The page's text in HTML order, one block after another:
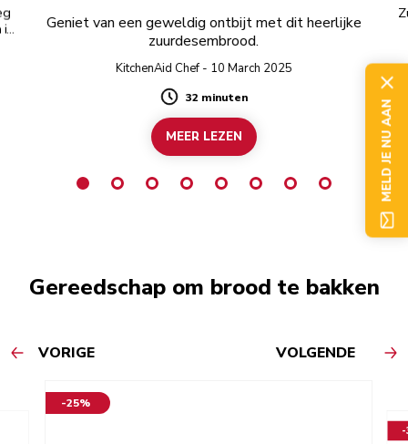
in
Geniet van een geweldig ontbijt met dit heerlijke
zuurdesembrood.
KitchenAid Chef - 10 March 2025
Duration
32 minuten
MEER LEZEN
Gereedschap om brood te bakken
VORIGE VOLGENDE
-25%
-
MELD JE NU AAN